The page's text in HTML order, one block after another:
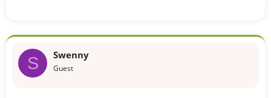
S Swenny
Guest